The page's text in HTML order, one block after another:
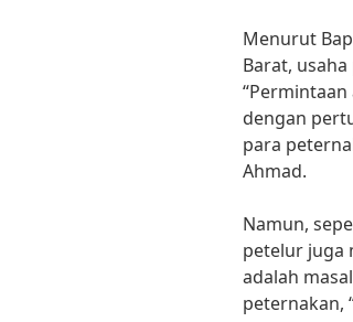
Menurut
Barat,
dengan
para
Ahmad.
Namun,
petelur juga
adalah
peternakan,